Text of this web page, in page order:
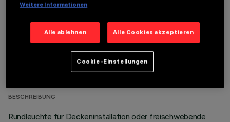
TECHNISCHE DATEN
LETZTES UPDATE: 05.08.2026
BESCHREIBUNG
Rundleuchte für Deckeninstallation oder freischwebende
Weitere Informationen
Alle ablehnen Alle Cookies akzeptieren
Cookie-Einstellungen